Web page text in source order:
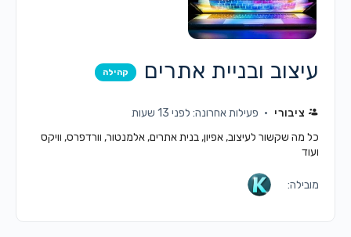
עיצוב ובניית אתרים קהילה
ציבורי
פעילות אחרונה: לפני 13 שעות
כל מה שקשור לעיצוב, אפיון, בנית אתרים, אלמנטור, וורדפרס, וויקס
ועוד
מובילה: